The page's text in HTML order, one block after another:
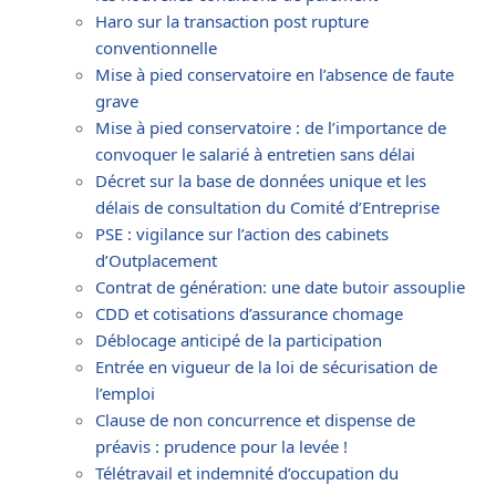
Haro sur la transaction post rupture
conventionnelle
Mise à pied conservatoire en l’absence de faute
grave
Mise à pied conservatoire : de l’importance de
convoquer le salarié à entretien sans délai
Décret sur la base de données unique et les
délais de consultation du Comité d’Entreprise
PSE : vigilance sur l’action des cabinets
d’Outplacement
Contrat de génération: une date butoir assouplie
CDD et cotisations d’assurance chomage
Déblocage anticipé de la participation
Entrée en vigueur de la loi de sécurisation de
l’emploi
Clause de non concurrence et dispense de
préavis : prudence pour la levée !
Télétravail et indemnité d’occupation du